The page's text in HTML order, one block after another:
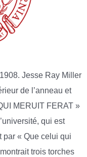
Jesse Ray Miller
de l’anneau et
MERUIT FERAT »
qui est
par « Que celui qui
trois torches